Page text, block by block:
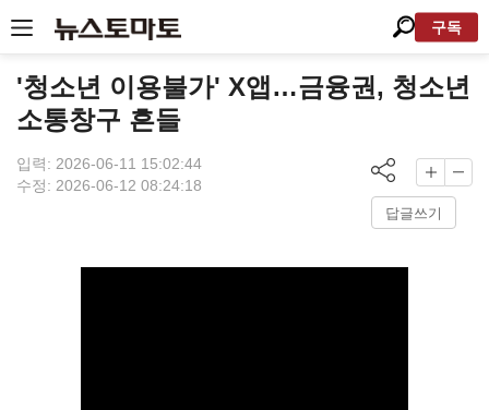
구독
'청소년 이용불가' X앱…금융권, 청소년
소통창구 흔들
입력: 2026-06-11 15:02:44
수정: 2026-06-12 08:24:18
답글쓰기